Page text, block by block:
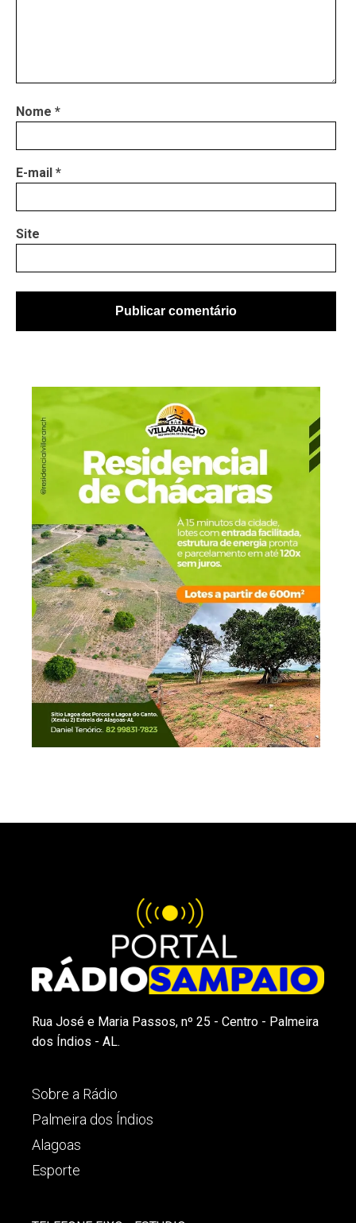
Nome *
E-mail *
Site
Rua José e Maria Passos, nº 25 - Centro - Palmeira
dos Índios - AL.
Sobre a Rádio
Palmeira dos Índios
Alagoas
Esporte